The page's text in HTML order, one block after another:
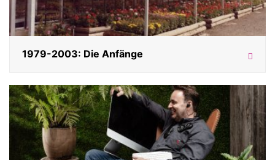
1979-2003: Die Anfänge